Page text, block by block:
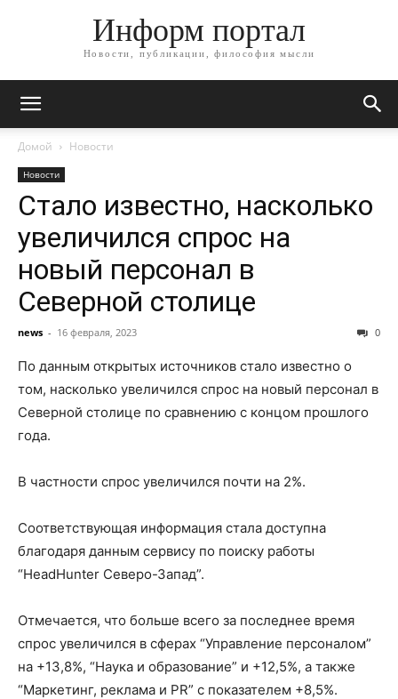
Информ портал
Новости, публикации, философия мысли
Домой Новости
Новости
Стало известно, насколько
увеличился спрос на
новый персонал в
Северной столице
news - 16 февраля, 2023 0
По данным открытых источников стало известно о
том, насколько увеличился спрос на новый персонал в
Северной столице по сравнению с концом прошлого
года.
В частности спрос увеличился почти на 2%.
Соответствующая информация стала доступна
благодаря данным сервису по поиску работы
“HeadHunter Северо-Запад”.
Отмечается, что больше всего за последнее время
спрос увеличился в сферах “Управление персоналом”
на +13,8%, “Наука и образование” и +12,5%, а также
“Маркетинг, реклама и PR” с показателем +8,5%.